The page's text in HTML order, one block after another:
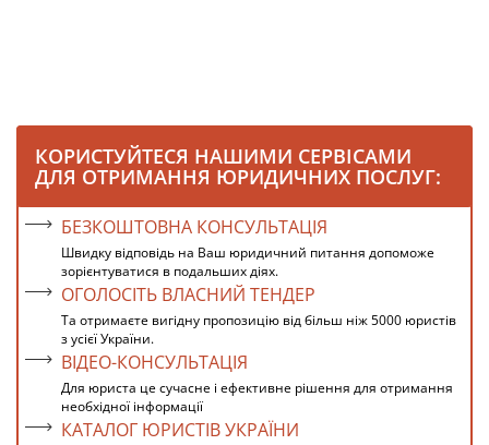
КОРИСТУЙТЕСЯ НАШИМИ СЕРВІСАМИ
ДЛЯ ОТРИМАННЯ ЮРИДИЧНИХ ПОСЛУГ:
БЕЗКОШТОВНА КОНСУЛЬТАЦІЯ
Швидку відповідь на Ваш юридичний питання допоможе
зорієнтуватися в подальших діях.
ОГОЛОСІТЬ ВЛАСНИЙ ТЕНДЕР
Та отримаєте вигідну пропозицію від більш ніж 5000 юристів
з усієї України.
ВІДЕО-КОНСУЛЬТАЦІЯ
Для юриста це сучасне і ефективне рішення для отримання
необхідної інформації
КАТАЛОГ ЮРИСТІВ УКРАЇНИ